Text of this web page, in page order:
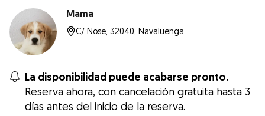
Mama
C/ Nose, 32040, Navaluenga
La disponibilidad puede acabarse pronto.
Reserva ahora, con cancelación gratuita hasta 3
días antes del inicio de la reserva.